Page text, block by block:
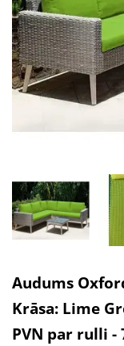
Audums
Krāsa: Lime
PVN par rulli -